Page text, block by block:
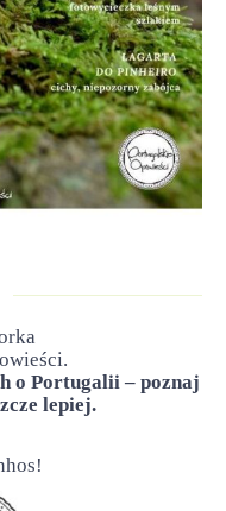
o Portugalii – poznaj
lepiej.